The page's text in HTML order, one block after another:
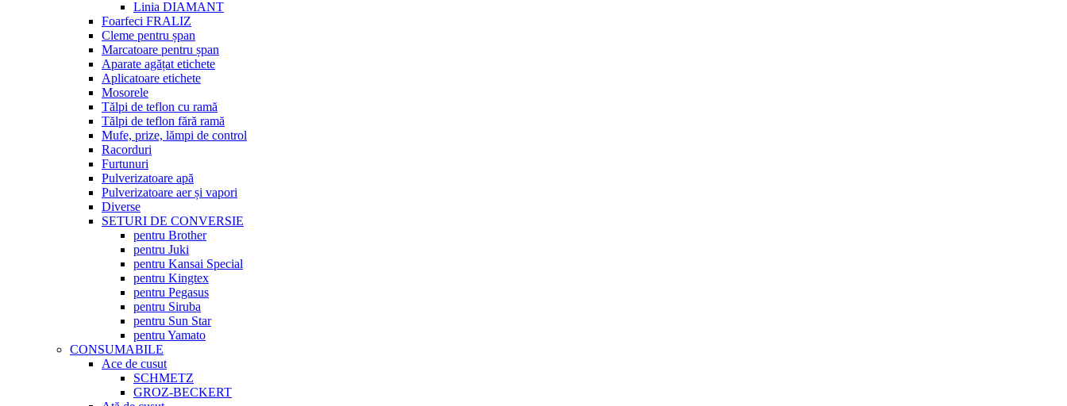
Linia DIAMANT
Foarfeci FRALIZ
Cleme pentru șpan
Marcatoare pentru șpan
Aparate agățat etichete
Aplicatoare etichete
Mosorele
Tălpi de teflon cu ramă
Tălpi de teflon fără ramă
Mufe, prize, lămpi de control
Racorduri
Furtunuri
Pulverizatoare apă
Pulverizatoare aer și vapori
Diverse
SETURI DE CONVERSIE
pentru Brother
pentru Juki
pentru Kansai Special
pentru Kingtex
pentru Pegasus
pentru Siruba
pentru Sun Star
pentru Yamato
CONSUMABILE
Ace de cusut
SCHMETZ
GROZ-BECKERT